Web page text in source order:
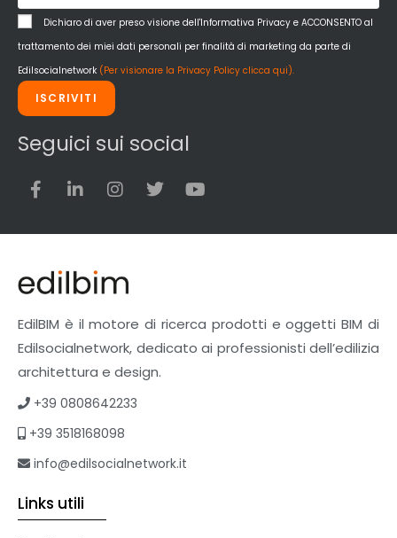
Dichiaro di aver preso visione dell'Informativa Privacy e ACCONSENTO al
trattamento dei miei dati personali per finalità di marketing da parte di
Edilsocialnetwork (Per visionare la Privacy Policy clicca qui).
ISCRIVITI
Seguici sui social
EdilBIM è il motore di ricerca prodotti e oggetti BIM di
Edilsocialnetwork, dedicato ai professionisti dell’edilizia
architettura e design.
+39 0808642233
+39 3518168098
info@edilsocialnetwork.it
Links utili